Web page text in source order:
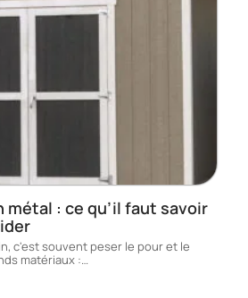
métal : ce qu’il faut savoir
c'est souvent peser le pour et le
matériaux :…